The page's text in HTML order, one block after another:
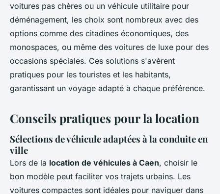
voitures pas chères ou un véhicule utilitaire pour
déménagement, les choix sont nombreux avec des
options comme des citadines économiques, des
monospaces, ou même des voitures de luxe pour des
occasions spéciales. Ces solutions s'avèrent
pratiques pour les touristes et les habitants,
garantissant un voyage adapté à chaque préférence.
Conseils pratiques pour la location
Sélections de véhicule adaptées à la conduite en
ville
Lors de la location de véhicules à Caen, choisir le
bon modèle peut faciliter vos trajets urbains. Les
voitures compactes sont idéales pour naviguer dans